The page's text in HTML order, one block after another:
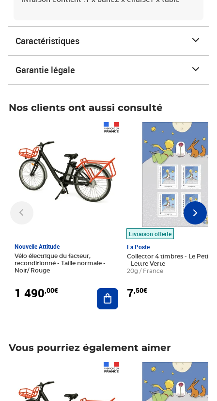
Caractéristiques
Garantie légale
Nos clients ont aussi consulté
Nouvelle Attitude
Vélo électrique du facteur,
reconditionné - Taille normale -
Noir/ Rouge
1 490,00€ Ajouter au panier
Livraison offerte
La Poste
Collector 4 timbres - Le Petit
- Lettre Verte
20g / France
7,50€
Prix 7,50€
Vous pourriez également aimer
Prix 7,50€